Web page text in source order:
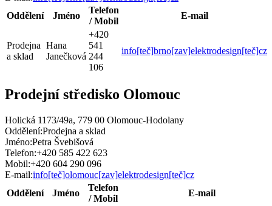
Oddělení
Jméno
Telefon
/ Mobil
E-mail
Prodejna
a sklad
Hana
Janečková
+420
541
244
106
info[teč]brno[zav]elektrodesign[teč]cz
Prodejní středisko Olomouc
Holická 1173/49a, 779 00 Olomouc-Hodolany
Oddělení:Prodejna a sklad
Jméno:Petra Švebišová
Telefon:+420 585 422 623
Mobil:+420 604 290 096
E-mail:info[teč]olomouc[zav]elektrodesign[teč]cz
Oddělení
Jméno
Telefon
/ Mobil
E-mail